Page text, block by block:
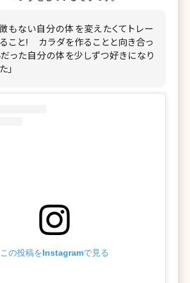
もない自分の体を変えたくてトレー
こと! カラダを作ることと向き合っ
った自分の体を少しずつ好きになり
」
この投稿をInstagramで見る